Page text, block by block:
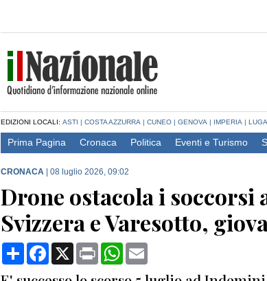
EDIZIONI LOCALI: ASTI | COSTA AZZURRA | CUNEO | GENOVA | IMPERIA |
Prima Pagina Cronaca Politica Eventi e Turismo
CRONACA 08 luglio 2026, 09:02
Drone ostacola i soccorsi
Svizzera e Varesotto,
CondividiFacebook
X Print WhatsApp